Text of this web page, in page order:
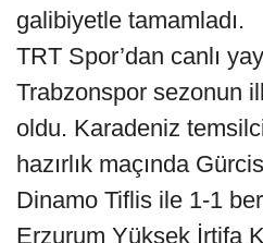
galibiyetle tamamladı.
TRT Spor’dan canlı
Trabzonspor sezonun
oldu. Karadeniz
hazırlık maçında
Dinamo Tiflis ile 1-1
Erzurum Yüksek İrtifa